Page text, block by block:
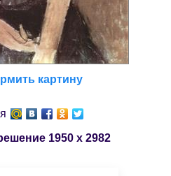
картину
1950 x 2982